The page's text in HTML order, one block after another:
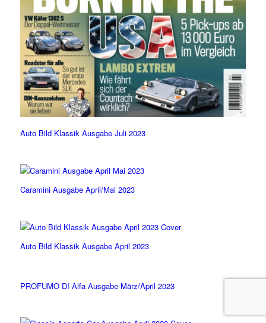
Auto Bild Klassik Ausgabe Juli 2023
Caramini Ausgabe April/Mai 2023
Auto Bild Klassik Ausgabe April 2023
PROFUMO DI Alfa Ausgabe März/April 2023